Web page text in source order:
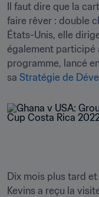
Il faut dire que la
faire rêver : double
États-Unis, elle
également participé
programme, lancé
sa Stratégie de
Dix mois plus tard
Kevins a reçu la